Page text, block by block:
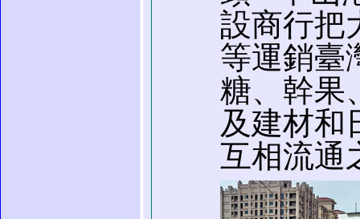
設商行把
等運銷臺
糖、幹果
及建材和
互相流通